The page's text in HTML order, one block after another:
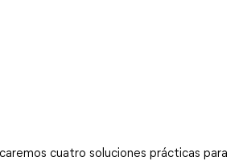
cuatro soluciones prácticas para